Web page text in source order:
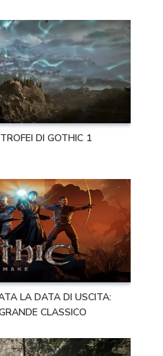
DI GOTHIC 1
LA DATA DI USCITA:
CLASSICO